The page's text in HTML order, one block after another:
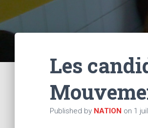
Les
Published by NATION on 1